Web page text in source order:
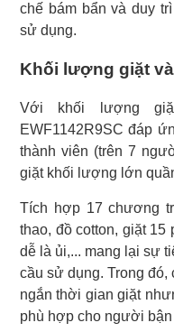
chế bám bẩn và duy
sử dụng.
Khối lượng giặt
Với khối lượng
EWF1142R9SC đáp
thành viên (trên 7
giặt khối lượng lớn
Tích hợp 17 chương
thao, đồ cotton, giặt
dễ là ủi,... mang lại sự
cầu sử dụng. Trong
ngắn thời gian giặt
phù hợp cho người bận